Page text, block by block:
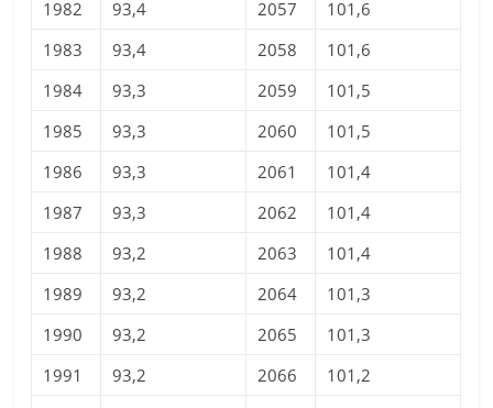
1982
93,4 2057
101,6
1983
93,4 2058
101,6
1984
93,3 2059
101,5
1985
93,3 2060
101,5
1986
93,3 2061
101,4
1987
93,3 2062
101,4
1988
93,2 2063
101,4
1989
93,2 2064
101,3
1990
93,2 2065
101,3
1991
93,2 2066
101,2